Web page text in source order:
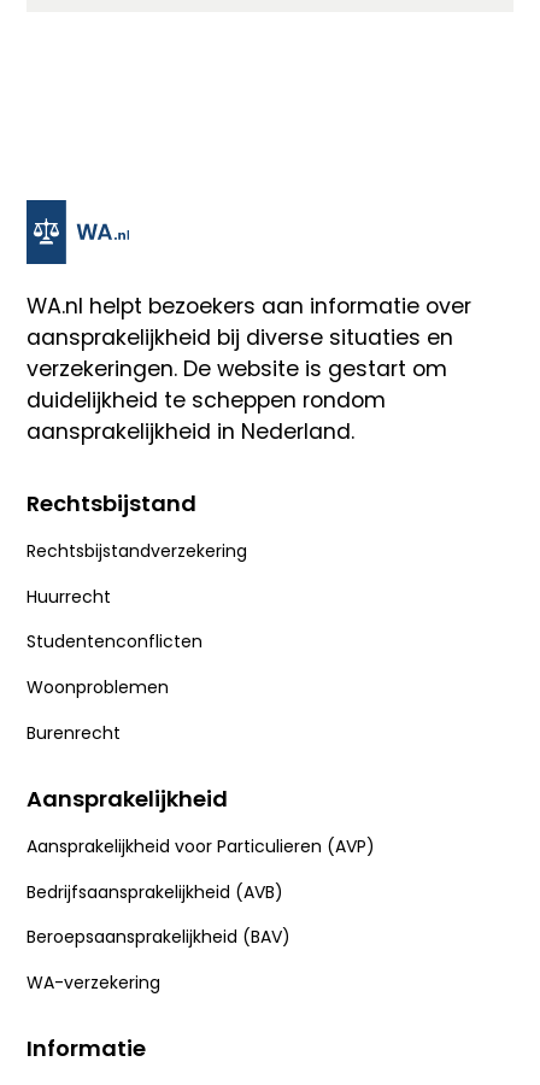
WA.nl helpt bezoekers aan informatie over
aansprakelijkheid bij diverse situaties en
verzekeringen. De website is gestart om
duidelijkheid te scheppen rondom
aansprakelijkheid in Nederland.
Rechtsbijstand
Rechtsbijstandverzekering
Huurrecht
Studentenconflicten
Woonproblemen
Burenrecht
Aansprakelijkheid
Aansprakelijkheid voor Particulieren (AVP)
Bedrijfsaansprakelijkheid (AVB)
Beroepsaansprakelijkheid (BAV)
WA-verzekering
Informatie